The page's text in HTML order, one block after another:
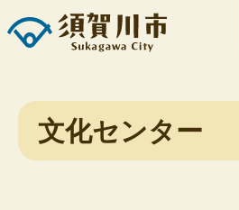
文化センター